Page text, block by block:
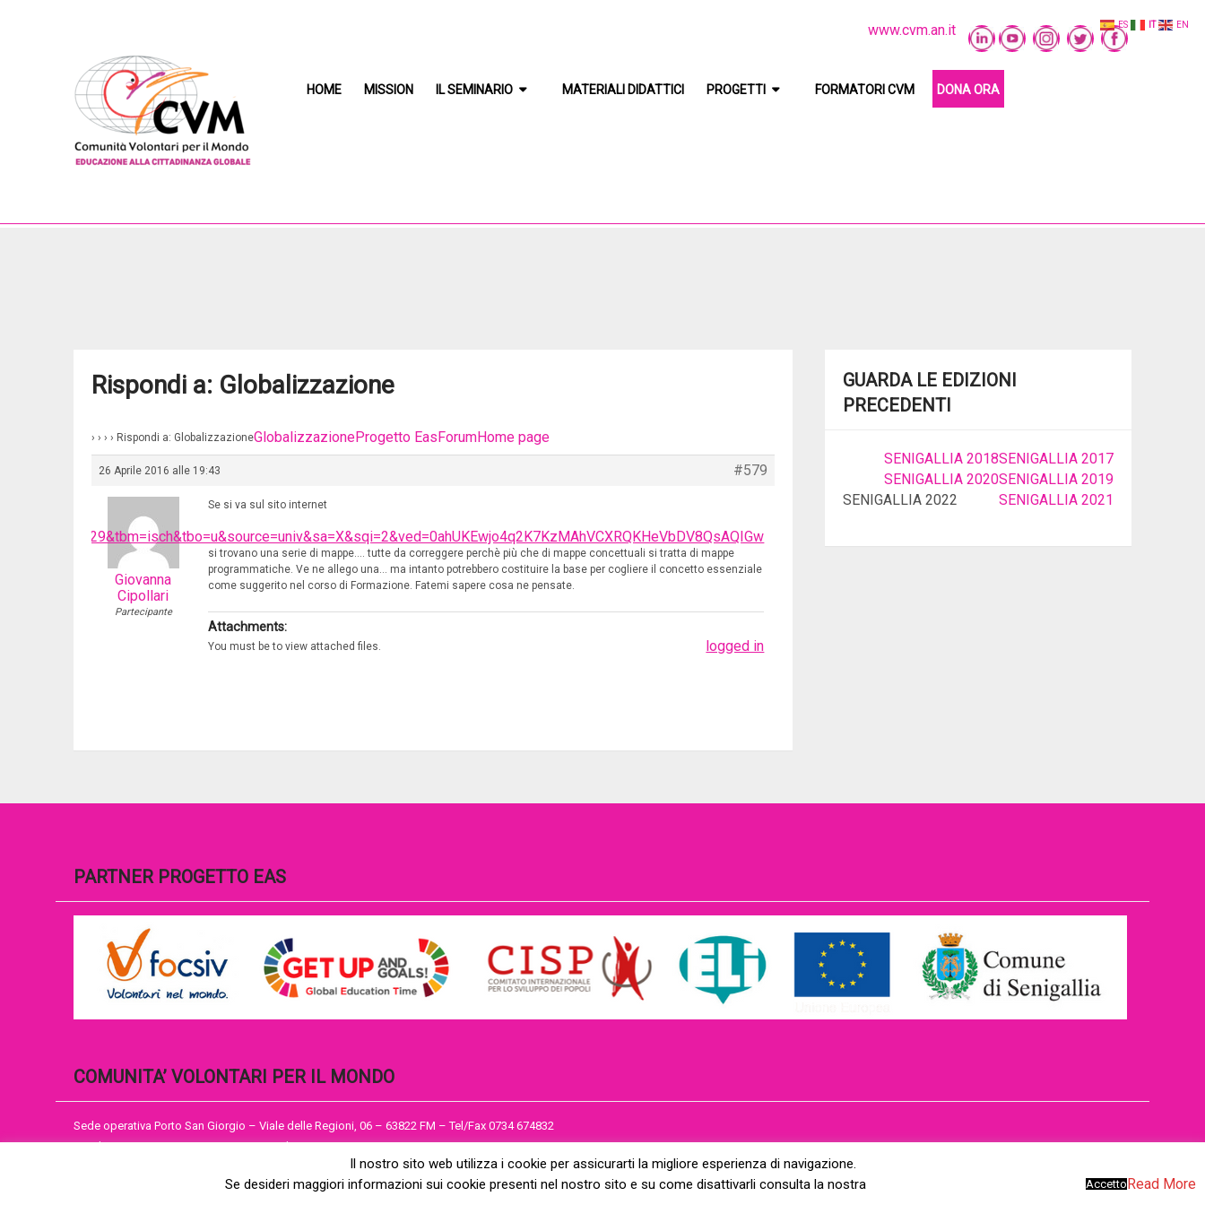
www.cvm.an.it
HOME MISSION IL SEMINARIO MATERIALI DIDATTICI PROGETTI FORMATORI CVM DONA ORA
Rispondi a: Globalizzazione
Home page
› Forum
› Progetto Eas
› Globalizzazione
› Rispondi a: Globalizzazione
26 Aprile 2016 alle 19:43 #579
Giovanna
Cipollari
Partecipante
Se si va sul sito internet
si trovano una serie di mappe…. tutte da correggere perchè più che di mappe concettuali si tratta di mappe
programmatiche. Ve ne allego una… ma intanto potrebbero costituire la base per cogliere il concetto essenziale
come suggerito nel corso di Formazione. Fatemi sapere cosa ne pensate.
Attachments:
You must be logged in
to view attached files.
GUARDA LE EDIZIONI
PRECEDENTI
SENIGALLIA 2017
SENIGALLIA 2018
SENIGALLIA 2019
SENIGALLIA 2020
SENIGALLIA 2021
SENIGALLIA 2022
PARTNER PROGETTO EAS
COMUNITA’ VOLONTARI PER IL MONDO
Sede operativa Porto San Giorgio – Viale delle Regioni, 06 – 63822 FM – Tel/Fax 0734 674832
Email cvmap@cvm.an.it – Sito istituzionale WWW.CVM.AN.IT
Il nostro sito web utilizza i cookie per assicurarti la migliore esperienza di navigazione.
Se desideri maggiori informazioni sui cookie presenti nel nostro sito e su come disattivarli consulta la nostra
Read More
Accetto
EN
IT
ES